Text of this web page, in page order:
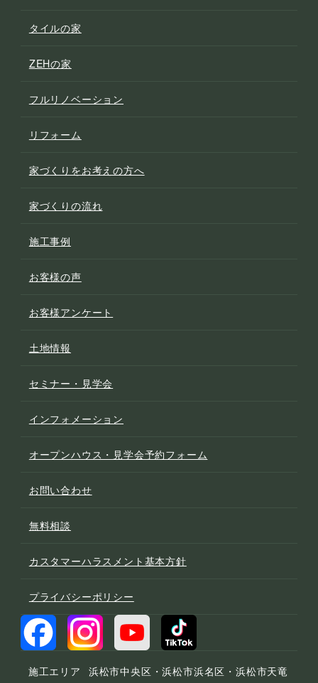
タイルの家
ZEHの家
フルリノベーション
リフォーム
家づくりをお考えの方へ
家づくりの流れ
施工事例
お客様の声
お客様アンケート
土地情報
セミナー・見学会
インフォメーション
オープンハウス・見学会予約フォーム
お問い合わせ
無料相談
カスタマーハラスメント基本方針
プライバシーポリシー
施工エリア
浜松市中央区・浜松市浜名区・浜松市天竜